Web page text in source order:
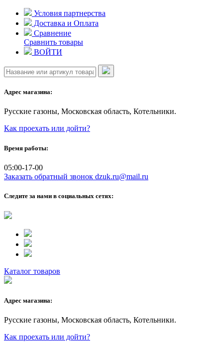
Skip
content
Условия партнерства
Доставка и Оплата
Сравнение
Сравнить товары
ВОЙТИ
Адрес магазина:
Русские газоны, Московская область, Котельники.
Как проехать или дойти?
Время работы:
05:00-17-00
Заказать обратный звонок dzuk.ru@mail.ru
Следите за нами в социальных сетях:
Каталог товаров
Адрес магазина:
Русские газоны, Московская область, Котельники.
Как проехать или дойти?